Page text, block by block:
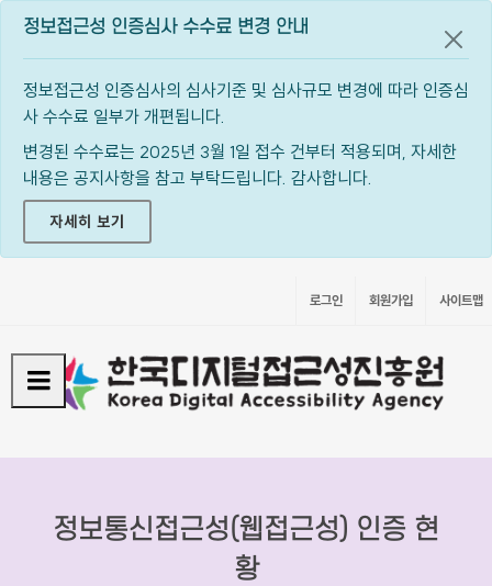
정보접근성 인증심사 수수료 변경 안내
정보접근성 인증심사의 심사기준 및 심사규모 변경에 따라 인증심
사 수수료 일부가 개편됩니다.
변경된 수수료는 2025년 3월 1일 접수 건부터 적용되며, 자세한
내용은 공지사항을 참고 부탁드립니다. 감사합니다.
자세히 보기
공지
로그인 회원가입 사이트맵
정보통신접근성(웹접근성) 인증 현
황